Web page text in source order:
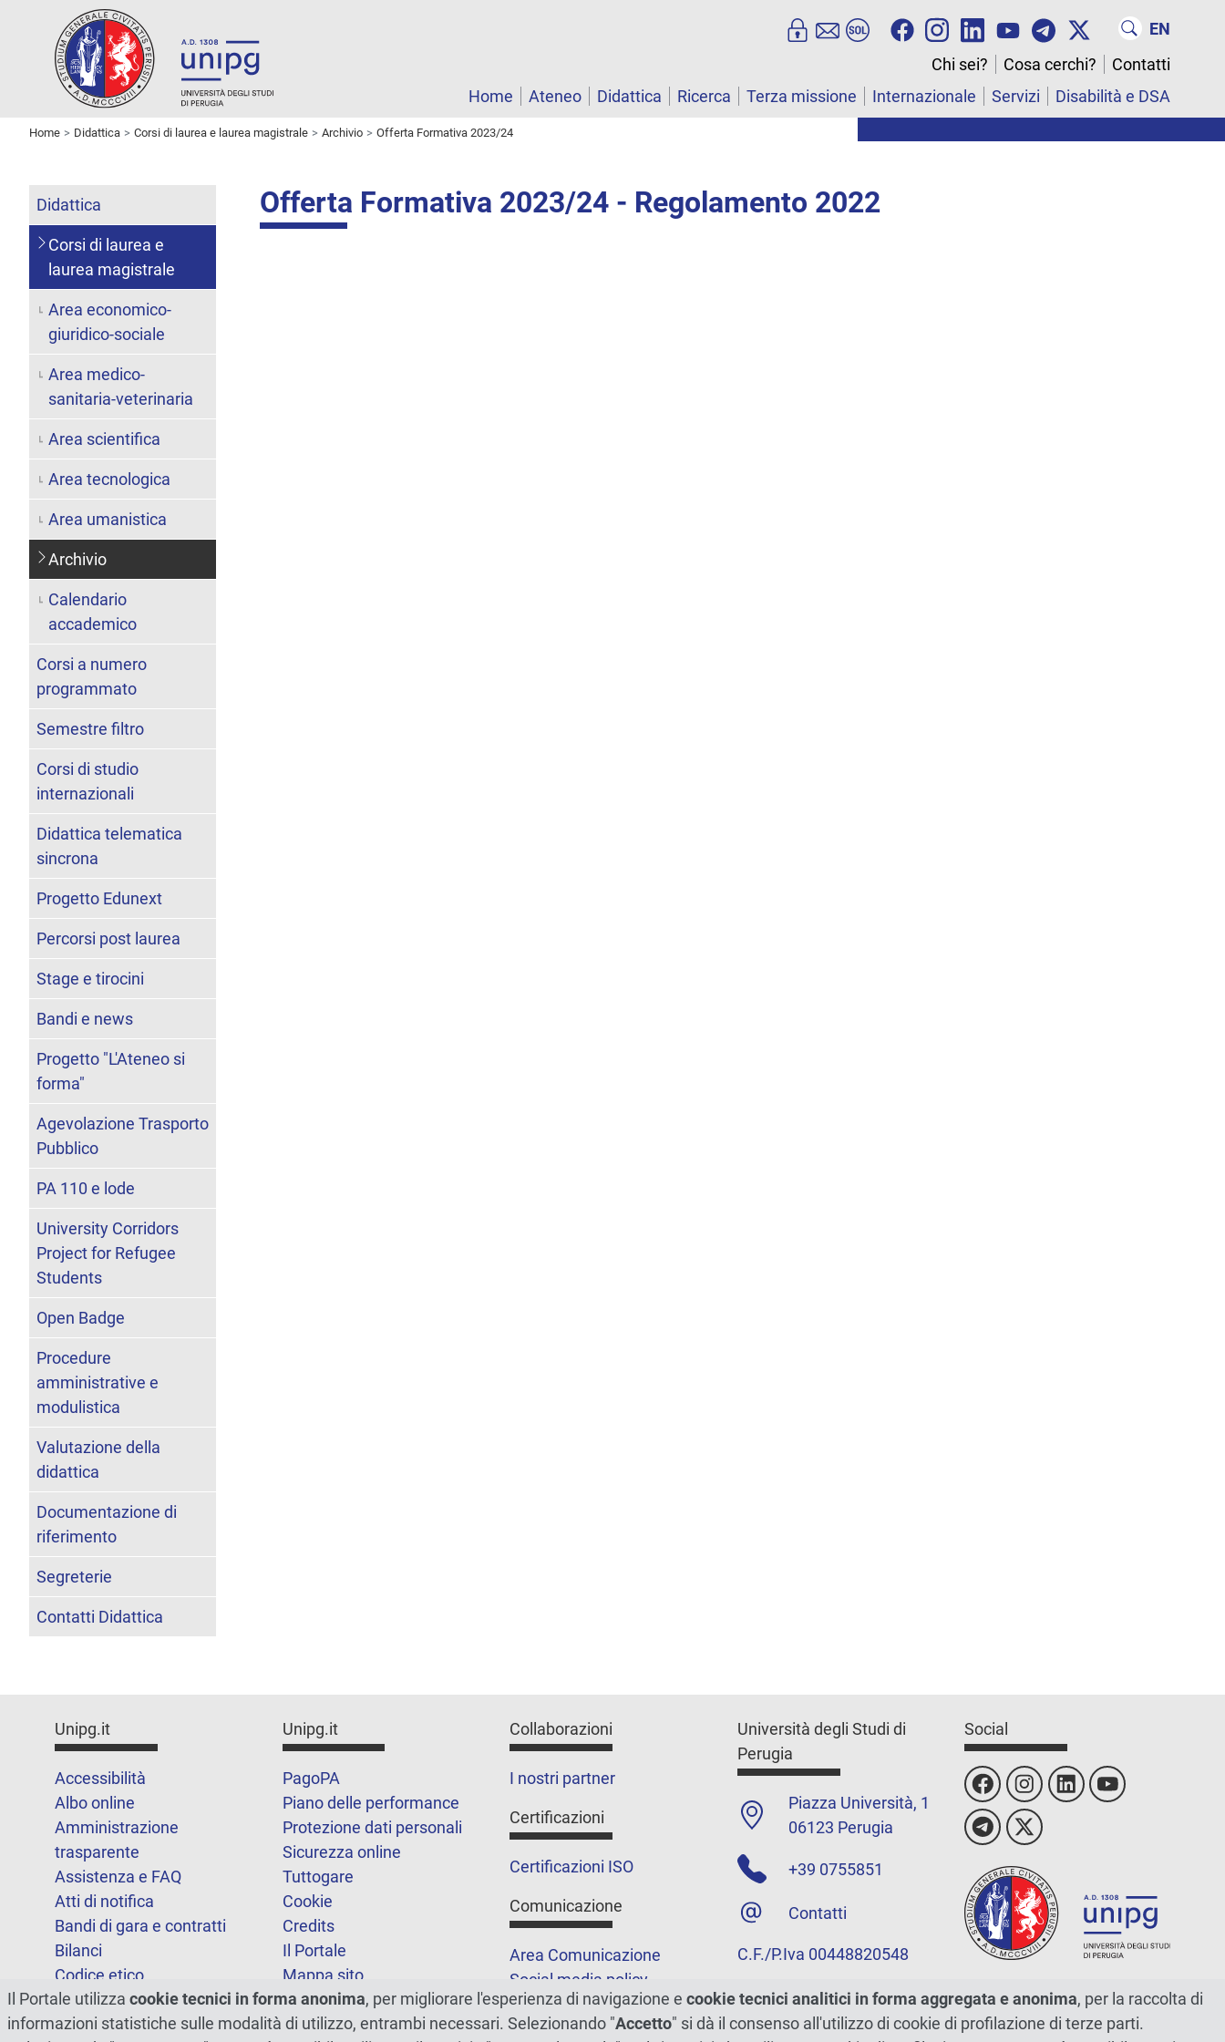
EN
Chi sei?
Cosa cerchi?
Contatti
Home
Ateneo Didattica Ricerca Terza missione Internazionale Servizi Disabilità e DSA
Home Didattica Corsi di laurea e laurea magistrale Archivio Offerta Formativa 2023/24
Offerta Formativa 2023/24 - Regolamento 2022
Didattica
Corsi di laurea e
laurea magistrale
Area economico-
giuridico-sociale
Area medico-
sanitaria-veterinaria
Area scientifica
Area tecnologica
Area umanistica
Archivio
Calendario
accademico
Corsi a numero
programmato
Semestre filtro
Corsi di studio
internazionali
Didattica telematica
sincrona
Progetto Edunext
Percorsi post laurea
Stage e tirocini
Bandi e news
Progetto "L'Ateneo si
forma"
Agevolazione Trasporto
Pubblico
PA 110 e lode
University Corridors
Project for Refugee
Students
Open Badge
Procedure
amministrative e
modulistica
Valutazione della
didattica
Documentazione di
riferimento
Segreterie
Contatti Didattica
Unipg.it
Accessibilità
Albo online
Amministrazione
trasparente
Assistenza e FAQ
Atti di notifica
Bandi di gara e contratti
Bilanci
Codice etico
FOIA
Note legali
Unipg.it
PagoPA
Piano delle performance
Protezione dati personali
Sicurezza online
Tuttogare
Cookie
Credits
Il Portale
Mappa sito
Statistiche
Dichiarazione di
Collaborazioni
I nostri partner
Certificazioni
Certificazioni ISO
Comunicazione
Area Comunicazione
Social media policy
Podcast
Merchandising e shop
Università degli Studi di
Perugia
Piazza Università, 1
06123 Perugia
+39 0755851
Contatti
C.F./P.Iva 00448820548
Social
Il Portale utilizza cookie tecnici in forma anonima, per migliorare l'esperienza di navigazione e cookie tecnici analitici in forma aggregata e anonima, per la raccolta di
informazioni statistiche sulle modalità di utilizzo, entrambi necessari. Selezionando "Accetto" si dà il consenso all'utilizzo di cookie di profilazione di terze parti.